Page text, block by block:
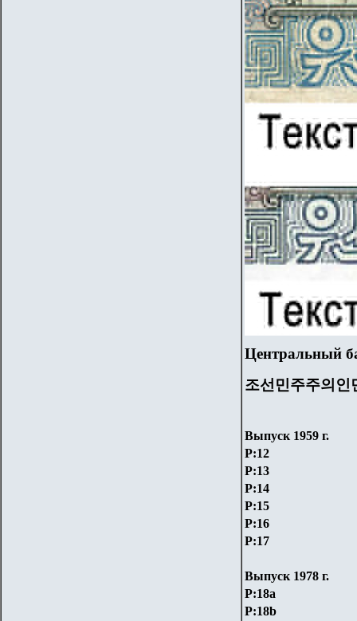
Центральный
조선민주주의인
Выпуск 1959 г.
P:12
P:13
P:14
P:15
P:16
P:17
Выпуск 1978 г.
P:18а
P:18b